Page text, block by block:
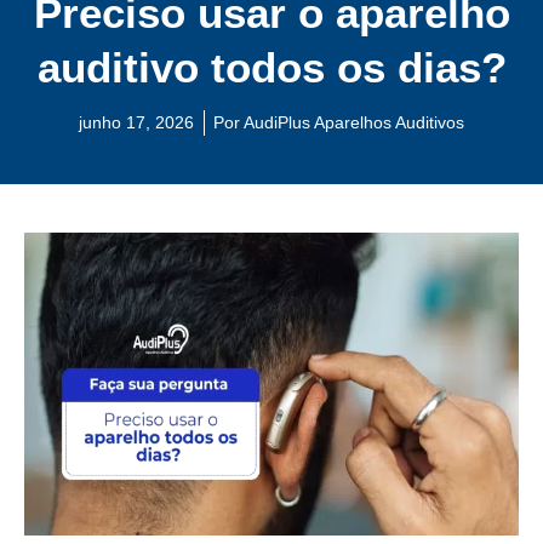
Preciso usar o aparelho
auditivo todos os dias?
junho 17, 2026 PorAudiPlus Aparelhos Auditivos